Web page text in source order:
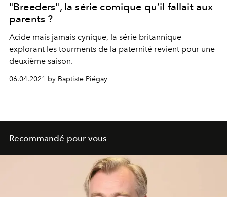
"Breeders", la série comique qu’il fallait aux
parents ?
Acide mais jamais cynique, la série britannique
explorant les tourments de la paternité revient pour une
deuxième saison.
06.04.2021 by Baptiste Piégay
Recommandé pour vous